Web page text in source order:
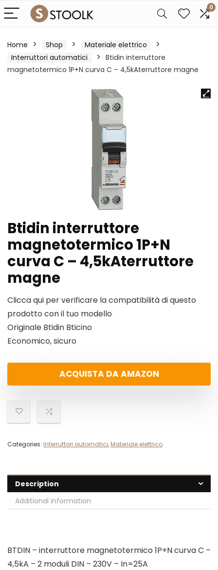
0
Home Shop
Materiale elettrico
Interruttori automatici
Btidin interruttore
magnetotermico 1P+N curva C – 4,5kAterruttore magne
Btidin interruttore
magnetotermico 1P+N
curva C – 4,5kAterruttore
magne
Clicca qui per verificare la compatibilità di questo
prodotto con il tuo modello
Originale Btidin Bticino
Economico, sicuro
ACQUISTA DA AMAZON
Categories: Interruttori automatici, Materiale elettrico
Description
Additional information
BTDIN – interruttore magnetotermico 1P+N curva C –
4,5kA – 2 moduli DIN – 230V – In=25A